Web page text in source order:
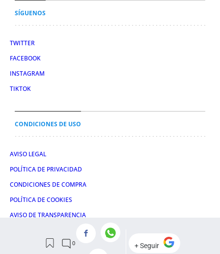
SÍGUENOS
TWITTER
FACEBOOK
INSTAGRAM
TIKTOK
CONDICIONES DE USO
AVISO LEGAL
POLÍTICA DE PRIVACIDAD
CONDICIONES DE COMPRA
POLÍTICA DE COOKIES
AVISO DE TRANSPARENCIA